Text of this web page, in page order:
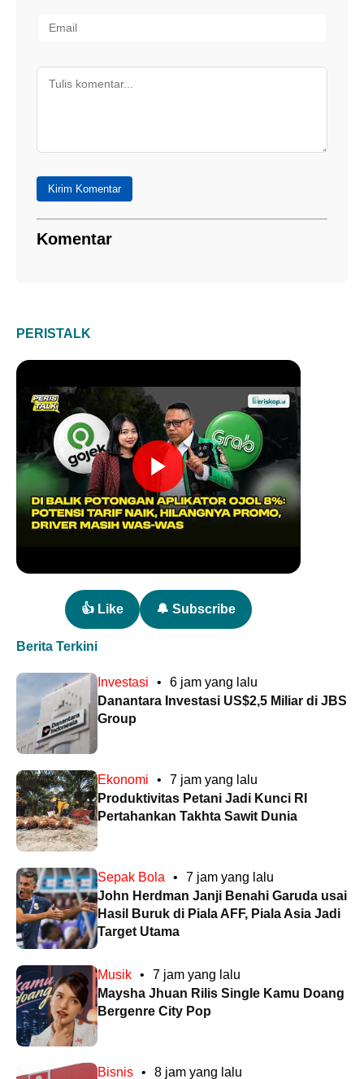
Kirim Komentar
Komentar
PERISTALK
👍 Like 🔔 Subscribe
Berita Terkini
Investasi •
6 jam yang lalu
Danantara Investasi US$2,5 Miliar di JBS
Group
Ekonomi •
7 jam yang lalu
Produktivitas Petani Jadi Kunci RI
Pertahankan Takhta Sawit Dunia
Sepak Bola •
7 jam yang lalu
John Herdman Janji Benahi Garuda usai
Hasil Buruk di Piala AFF, Piala Asia Jadi
Target Utama
Musik •
7 jam yang lalu
Maysha Jhuan Rilis Single Kamu Doang
Bergenre City Pop
Bisnis • 8 jam yang lalu